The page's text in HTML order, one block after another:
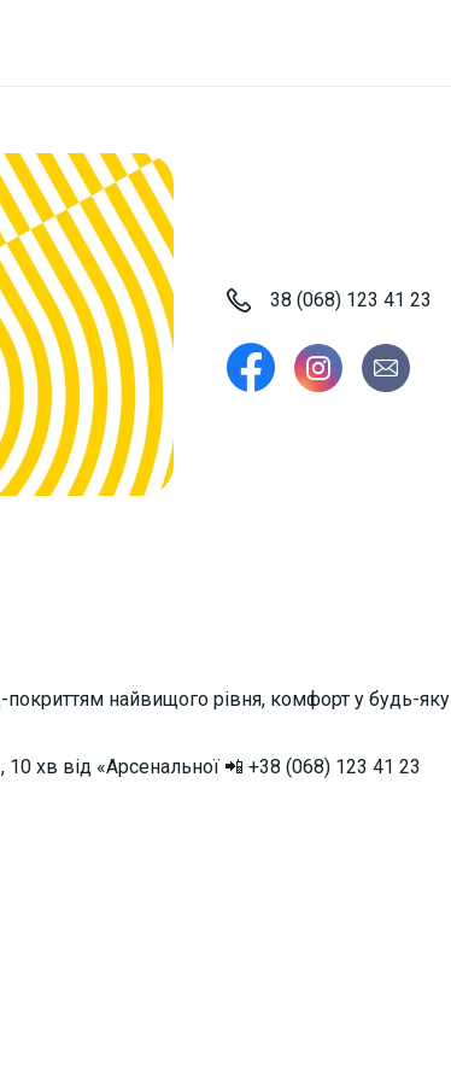
покриттям найвищого рівня, комфорт у будь-яку
хв від «Арсенальної 📲 +38 (068) 123 41 23
38 (068) 123 41 23